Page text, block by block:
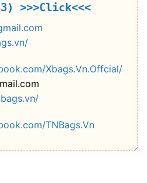
>>>Click<<<
Xbags.Vn.Offcial/
TNBags.Vn